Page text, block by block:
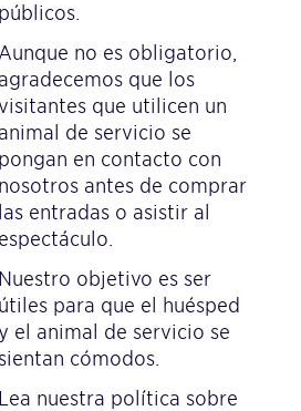
públicos.
Aunque no es obligatorio,
agradecemos que los
visitantes que utilicen un
animal de servicio se
pongan en contacto con
nosotros antes de comprar
las entradas o asistir al
espectáculo.
Nuestro objetivo es ser
útiles para que el huésped
y el animal de servicio se
cómodos.
Lea nuestra política sobre